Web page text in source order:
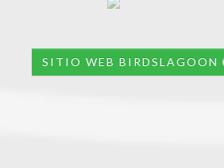
SITIO WEB BIRDSLAGOON